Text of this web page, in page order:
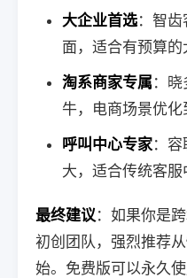
大企业首选：智
面，适合有预算的
淘系商家专属 ：
牛，电商场景优化
呼叫中心专家：
大，适合传统客服
最终建议：如果你是
初创团队，强烈推荐从
始。免费版可以永久